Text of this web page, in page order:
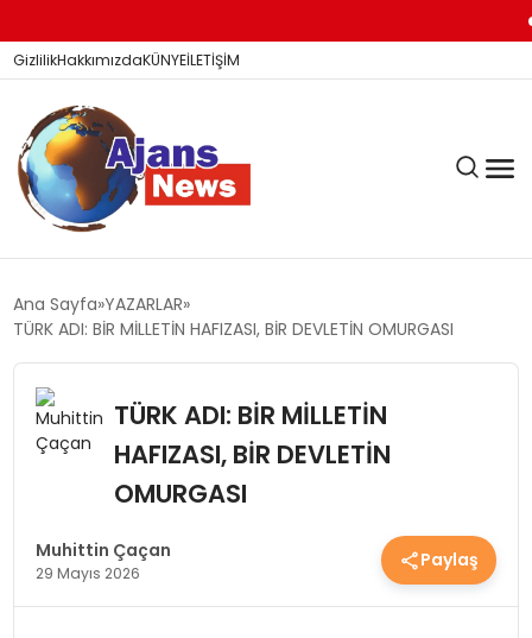
GizlilikHakkımızdaKÜNYEİLETİŞİM
KÖŞE YAZILARI
SİYASET
YEREL HABERLER
Ana Sayfa YAZARLAR
TÜRK ADI: BİR MİLLETİN HAFIZASI, BİR DEVLETİN OMURGASI
TÜRK ADI: BİR MİLLETİN
HAFIZASI, BİR DEVLETİN
OMURGASI
Muhittin Çaçan
29 Mayıs 2026
Paylaş